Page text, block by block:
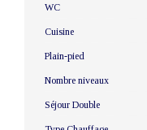
WC
Cuisine
Plain-pied
Nombre niveaux
Séjour Double